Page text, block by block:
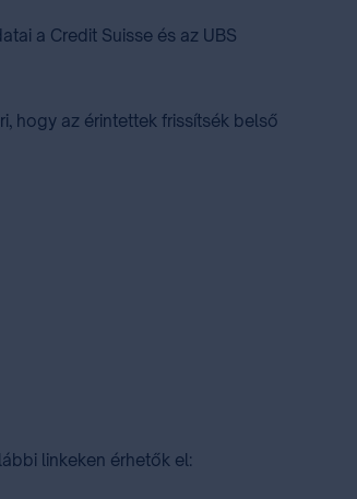
a Credit Suisse és az UBS
hogy az érintettek frissítsék belső
linkeken érhetők el: